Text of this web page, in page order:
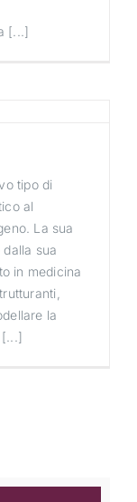
[...]
tipo di
al
La sua
dalla sua
in medicina
la
[...]